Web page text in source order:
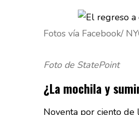
Fotos vía Facebook/
Foto de StatePoint
¿La mochila y
Noventa por ciento de